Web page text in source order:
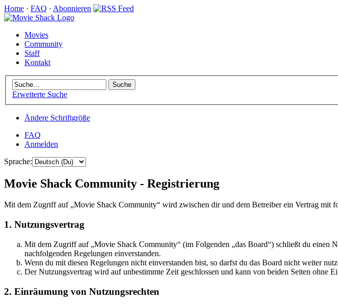
Home · FAQ · Abonnieren
Movies
Community
Staff
Kontakt
Erweiterte Suche
Ändere Schriftgröße
FAQ
Anmelden
Sprache:
Movie Shack Community - Registrierung
Mit dem Zugriff auf „Movie Shack Community“ wird zwischen dir und dem Betreiber ein Vertrag mit
1. Nutzungsvertrag
Mit dem Zugriff auf „Movie Shack Community“ (im Folgenden „das Board“) schließt du einen
nachfolgenden Regelungen einverstanden.
Wenn du mit diesen Regelungen nicht einverstanden bist, so darfst du das Board nicht weiter
Der Nutzungsvertrag wird auf unbestimmte Zeit geschlossen und kann von beiden Seiten ohne
2. Einräumung von Nutzungsrechten